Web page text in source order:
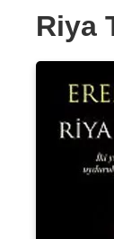
Riya